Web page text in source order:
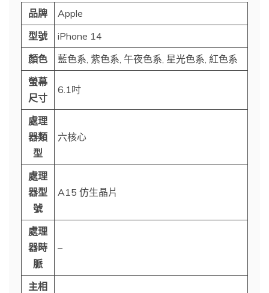
品牌
Apple
型號
iPhone 14
顏色
藍色系, 紫色系, 午夜色系, 星光色系, 紅色系
螢幕
尺寸
6.1吋
處理
器類
型
六核心
處理
器型
號
A15 仿生晶片
處理
器時
脈
–
主相